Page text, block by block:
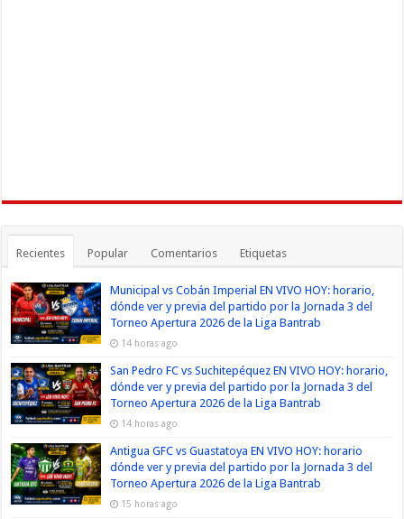
Recientes Popular Comentarios Etiquetas
Municipal vs Cobán Imperial EN VIVO HOY: horario,
dónde ver y previa del partido por la Jornada 3 del
Torneo Apertura 2026 de la Liga Bantrab
14 horas ago
San Pedro FC vs Suchitepéquez EN VIVO HOY: horario,
dónde ver y previa del partido por la Jornada 3 del
Torneo Apertura 2026 de la Liga Bantrab
14 horas ago
Antigua GFC vs Guastatoya EN VIVO HOY: horario
dónde ver y previa del partido por la Jornada 3 del
Torneo Apertura 2026 de la Liga Bantrab
15 horas ago